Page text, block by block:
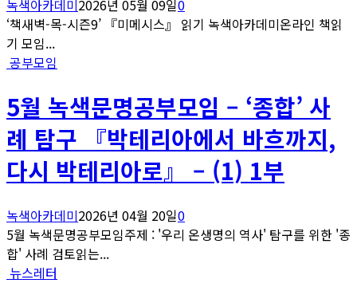
녹색아카데미 2026년 05월 09일0
‘책새벽-목-시즌9’ 『미메시스』 읽기 녹색아카데미온라인 책읽
기 모임...
공부모임
5월 녹색문명공부모임 – ‘종합’ 사
례 탐구 『박테리아에서 바흐까지,
다시 박테리아로』 – (1) 1부
녹색아카데미2026년 04월 20일0
5월 녹색문명공부모임주제 : '우리 온생명의 역사' 탐구를 위한 '종
합' 사례 검토읽는...
뉴스레터